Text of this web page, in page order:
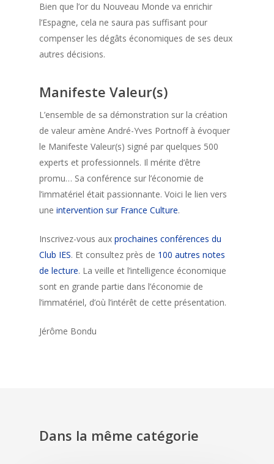
Bien que l’or du Nouveau Monde va enrichir
l’Espagne, cela ne saura pas suffisant pour
compenser les dégâts économiques de ses deux
autres décisions.
Manifeste Valeur(s)
L’ensemble de sa démonstration sur la création
de valeur amène André-Yves Portnoff à évoquer
le Manifeste Valeur(s) signé par quelques 500
experts et professionnels. Il mérite d’être
promu… Sa conférence sur l’économie de
l’immatériel était passionnante. Voici le lien vers
une intervention sur France Culture.
Inscrivez-vous aux prochaines conférences du
Club IES. Et consultez près de 100 autres notes
de lecture. La veille et l’intelligence économique
sont en grande partie dans l’économie de
l’immatériel, d’où l’intérêt de cette présentation.
Jérôme Bondu
Dans la même catégorie